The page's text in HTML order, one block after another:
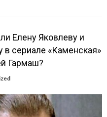
Елену Яковлеву и
сериале «Каменская»
Гармаш?